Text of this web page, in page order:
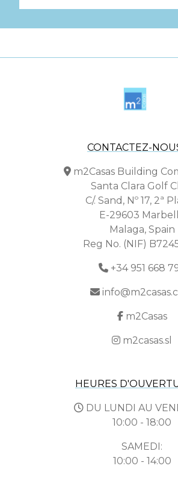
CONTACTEZ-
m2Casas Building
Santa Clara Golf
C/. Sand, Nº 17, 2ª
E-29603
Malaga, Spain
Reg No. (NIF)
+34 951 668
m2Casas
m2casas.sl
HEURES
DU LUNDI AU
10:00 - 18:00
SAMEDI:
10:00 - 14:00